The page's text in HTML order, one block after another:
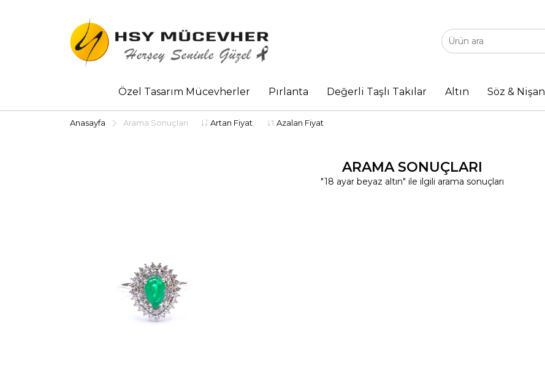
Özel Tasarım Mücevherler Pırlanta Değerli Taşlı Takılar Altın Söz & Nişan
Anasayfa Arama Sonuçları Artan Fiyat Azalan Fiyat
ARAMA SONUÇLARI
"18 ayar beyaz altın" ile ilgili arama sonuçları